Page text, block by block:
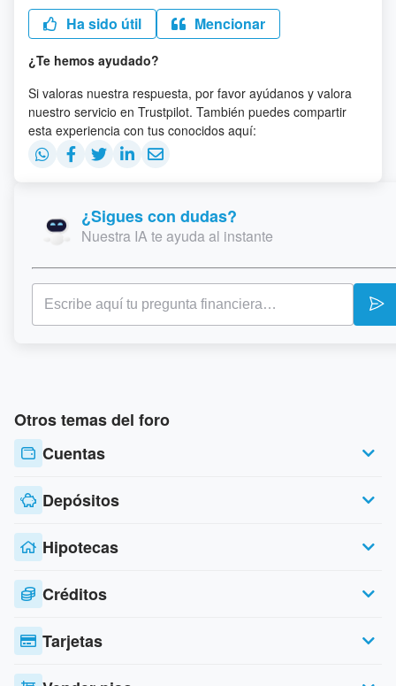
Ha sido útil Mencionar
¿Te hemos ayudado?
Si valoras nuestra respuesta, por favor ayúdanos y valora
nuestro servicio en Trustpilot. También puedes compartir
esta experiencia con tus conocidos aquí:
¿Sigues con dudas?
Nuestra IA te ayuda al instante
Otros temas del foro
Cuentas
Depósitos
Hipotecas
Créditos
Tarjetas